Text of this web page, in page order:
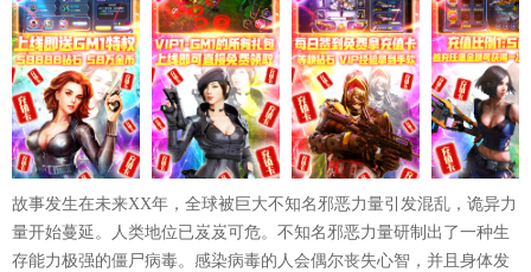
故事发生在未来XX年，全球被巨大不知名邪恶力量引发混乱，诡异力
量开始蔓延。人类地位已岌岌可危。不知名邪恶力量研制出了一种生
存能力极强的僵尸病毒。感染病毒的人会偶尔丧失心智，并且身体发